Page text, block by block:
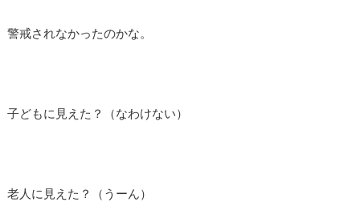
警戒されなかったのかな。
子どもに見えた？（なわけない）
老人に見えた？（うーん）